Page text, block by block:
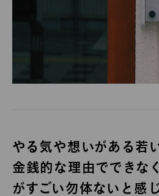
やる気や想いがある若
金銭的な理由でできな
がすごい勿体ないと感